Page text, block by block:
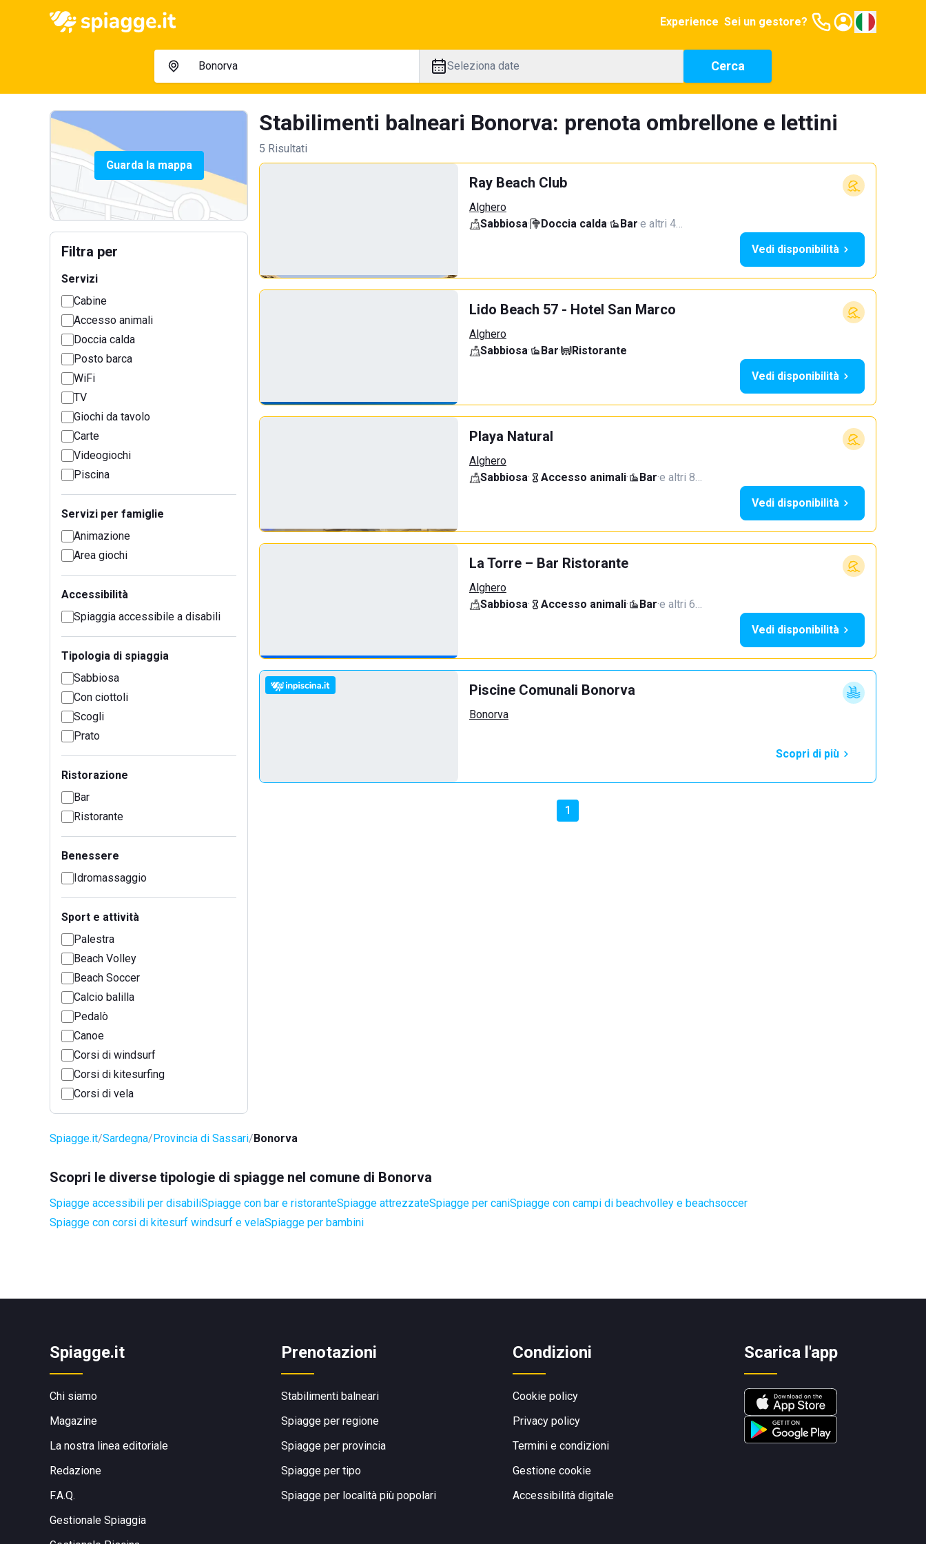
Experience Sei un gestore?
Seleziona date Cerca
Guarda la mappa
Filtra per
Servizi
Cabine
Accesso animali
Doccia calda
Posto barca
WiFi
TV
Giochi da tavolo
Carte
Videogiochi
Piscina
Servizi per famiglie
Animazione
Area giochi
Accessibilità
Spiaggia accessibile a disabili
Tipologia di spiaggia
Sabbiosa
Con ciottoli
Scogli
Prato
Ristorazione
Bar
Ristorante
Benessere
Idromassaggio
Sport e attività
Palestra
Beach Volley
Beach Soccer
Calcio balilla
Pedalò
Canoe
Corsi di windsurf
Corsi di kitesurfing
Corsi di vela
Stabilimenti balneari Bonorva: prenota ombrellone e lettini
5 Risultati
Ray Beach Club
Alghero
Sabbiosa· Doccia calda· Bar·e altri 4…
Vedi disponibilità
Lido Beach 57 - Hotel San Marco
Alghero
Sabbiosa· Bar·
Ristorante
Vedi disponibilità
Playa Natural
Alghero
Sabbiosa· Accesso animali· Bar·e altri 8…
Vedi disponibilità
La Torre – Bar Ristorante
Alghero
Sabbiosa· Accesso animali· Bar·e altri 6…
Vedi disponibilità
Piscine Comunali Bonorva
Bonorva
Scopri di più
1
Spiagge.it Sardegna Provincia di Sassari Bonorva
Scopri le diverse tipologie di spiagge nel comune di Bonorva
Spiagge accessibili per disabiliSpiagge con bar e ristoranteSpiagge attrezzateSpiagge per caniSpiagge con campi di beachvolley e beachsoccer
Spiagge con corsi di kitesurf windsurf e velaSpiagge per bambini
Spiagge.it
Chi siamo
Magazine
La nostra linea editoriale
Redazione
F.A.Q.
Gestionale Spiaggia
Prenotazioni
Stabilimenti balneari
Spiagge per regione
Spiagge per provincia
Spiagge per tipo
Spiagge per località più popolari
Condizioni
Cookie policy
Privacy policy
Termini e condizioni
Gestione cookie
Accessibilità digitale
Scarica l'app